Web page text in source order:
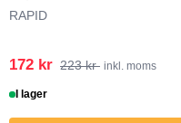
RAPID
172 kr 223 kr inkl. moms
I lager